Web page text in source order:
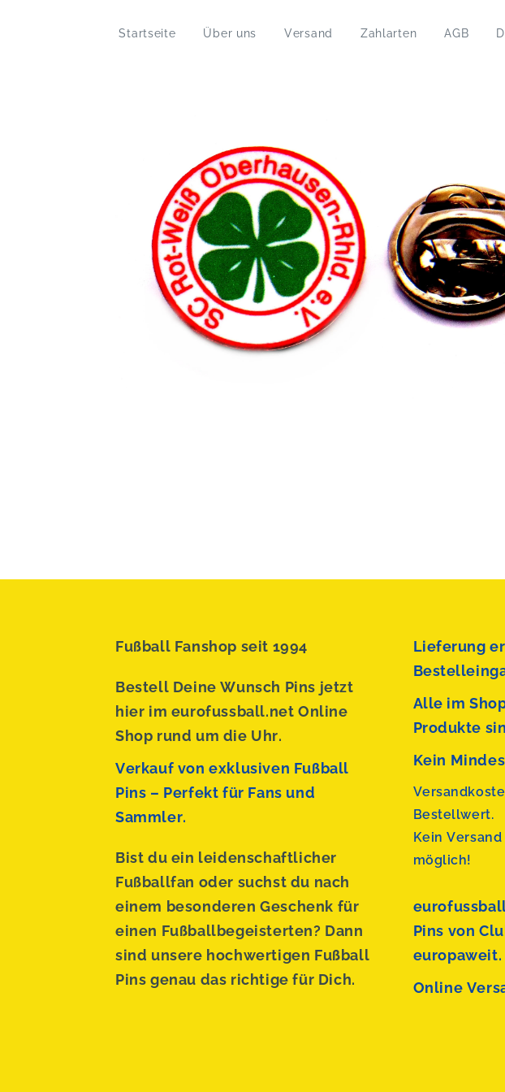
Startseite Über uns Versand Zahlarten AGB
Fußball Fanshop seit 1994
Bestell Deine Wunsch Pins jetzt
hier im eurofussball.net Online
Shop rund um die Uhr.
Verkauf von exklusiven Fußball
Pins – Perfekt für Fans und
Sammler.
Bist du ein leidenschaftlicher
Fußballfan oder suchst du nach
einem besonderen Geschenk für
einen Fußballbegeisterten? Dann
sind unsere hochwertigen Fußball
Pins genau das richtige für Dich.
Lieferung
Alle im
Produkte
Kein
Bestellwert.
Kein
möglich!
Pins von
europaweit.
Online